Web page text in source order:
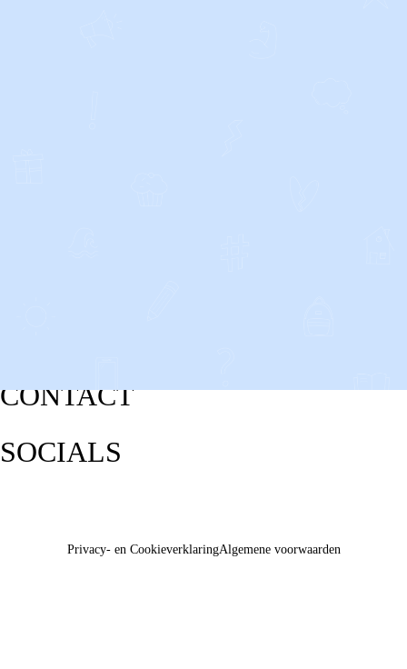
CONTACT
SOCIALS
Privacy- en CookieverklaringAlgemene voorwaarden